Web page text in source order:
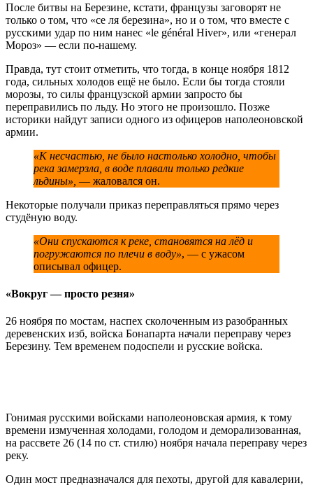
После битвы на Березине, кстати, французы заговорят не
только о том, что «се ля березина», но и о том, что вместе с
русскими удар по ним нанес «le général Hiver», или «генерал
Мороз» — если по-нашему.
Правда, тут стоит отметить, что тогда, в конце ноября 1812
года, сильных холодов ещё не было. Если бы тогда стояли
морозы, то силы французской армии запросто бы
переправились по льду. Но этого не произошло. Позже
историки найдут записи одного из офицеров наполеоновской
армии.
«К несчастью, не было настолько холодно, чтобы
река замерзла, в воде плавали только редкие
льдины», — жаловался он.
Некоторые получали приказ переправляться прямо через
студёную воду.
«Они спускаются к реке, становятся на лёд и
погружаются по плечи в воду», — с ужасом
описывал офицер.
«Вокруг — просто резня»
26 ноября по мостам, наспех сколоченным из разобранных
деревенских изб, войска Бонапарта начали переправу через
Березину. Тем временем подоспели и русские войска.
Гонимая русскими войсками наполеоновская армия, к тому
времени измученная холодами, голодом и деморализованная,
на рассвете 26 (14 по ст. стилю) ноября начала переправу через
реку.
Один мост предназначался для пехоты, другой для кавалерии,